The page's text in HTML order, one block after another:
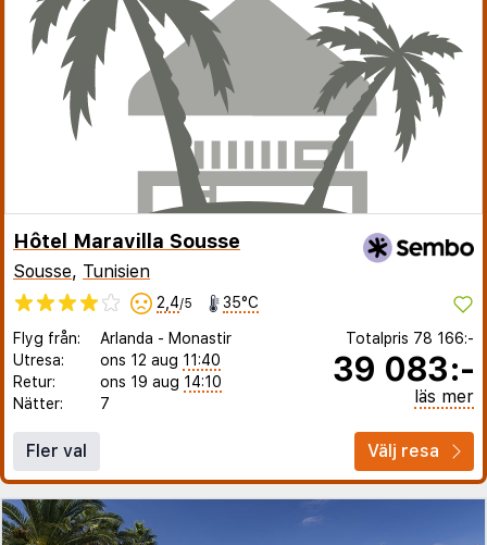
Hôtel Maravilla Sousse
Sousse, Tunisien
2,4/5 35°C
Flyg från: Arlanda - Monastir
Utresa:
ons 12 aug 11:40
Retur:
ons 19 aug 14:10
Nätter:
7
Totalpris 78 166:-
39 083:-
läs mer
Fler val Välj resa